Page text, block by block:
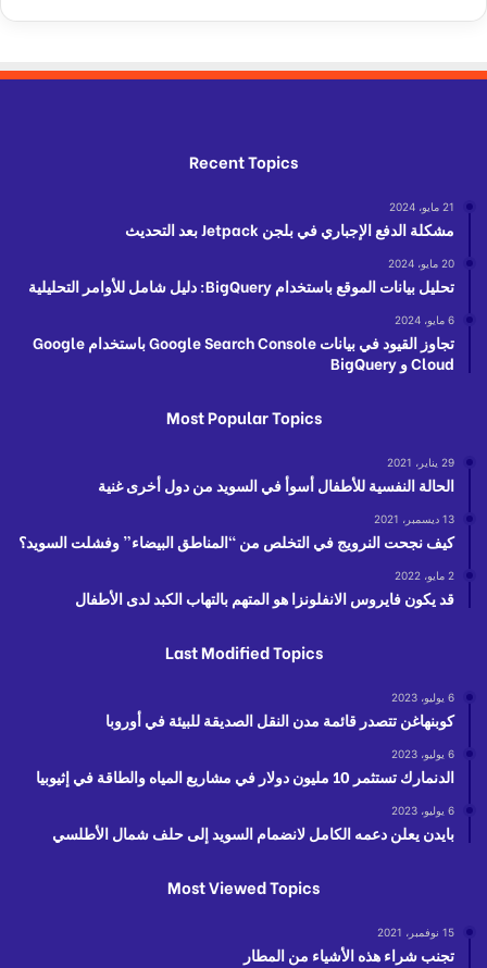
Recent Topics
21 مايو، 2024
مشكلة الدفع الإجباري في بلجن Jetpack بعد التحديث
20 مايو، 2024
تحليل بيانات الموقع باستخدام BigQuery: دليل شامل للأوامر التحليلية
6 مايو، 2024
تجاوز القيود في بيانات Google Search Console باستخدام Google
Cloud و BigQuery
Most Popular Topics
29 يناير، 2021
الحالة النفسية للأطفال أسوأ في السويد من دول أخرى غنية
13 ديسمبر، 2021
كيف نجحت النرويج في التخلص من “المناطق البيضاء” وفشلت السويد؟
2 مايو، 2022
قد يكون فايروس الانفلونزا هو المتهم بالتهاب الكبد لدى الأطفال
Last Modified Topics
6 يوليو، 2023
كوبنهاغن تتصدر قائمة مدن النقل الصديقة للبيئة في أوروبا
6 يوليو، 2023
الدنمارك تستثمر 10 مليون دولار في مشاريع المياه والطاقة في إثيوبيا
6 يوليو، 2023
بايدن يعلن دعمه الكامل لانضمام السويد إلى حلف شمال الأطلسي
Most Viewed Topics
15 نوفمبر، 2021
تجنب شراء هذه الأشياء من المطار